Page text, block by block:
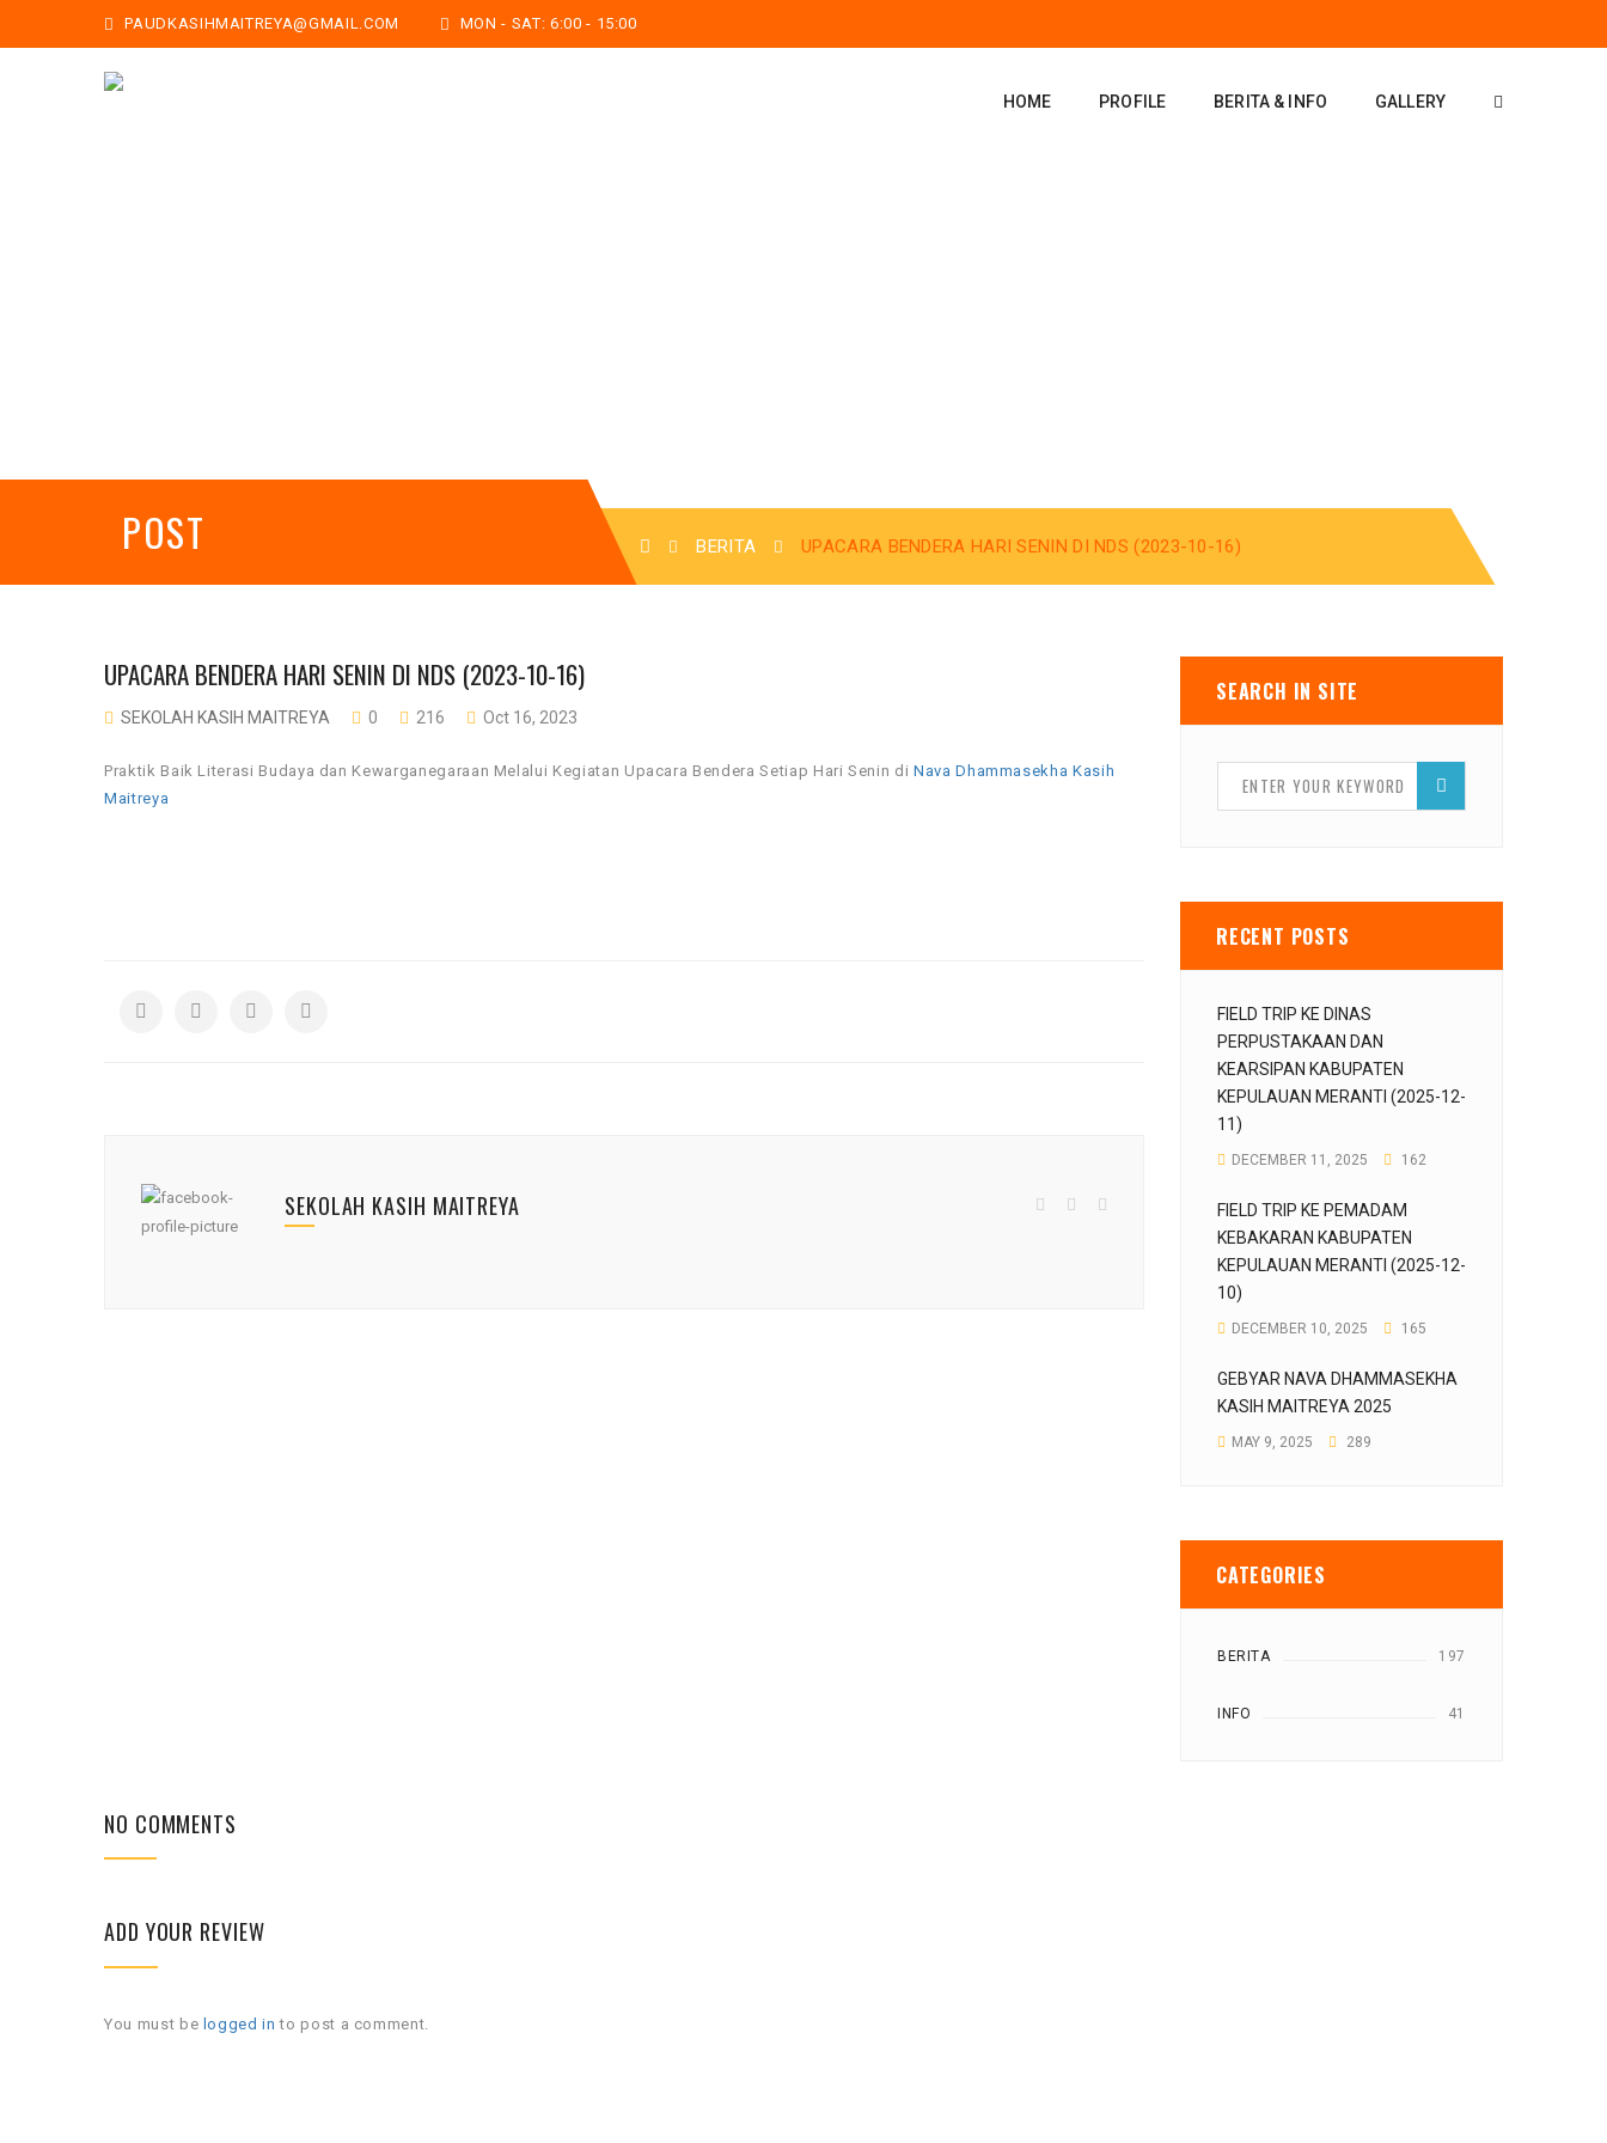
PAUDKASIHMAITREYA@GMAIL.COM MON - SAT: 6:00 - 15:00
HOME PROFILE BERITA & INFO GALLERY
POST BERITA UPACARA BENDERA HARI SENIN DI NDS (2023-10-16)
UPACARA BENDERA HARI SENIN DI NDS (2023-10-16)
SEKOLAH KASIH MAITREYA 0 216 Oct 16, 2023
Praktik Baik Literasi Budaya dan Kewarganegaraan Melalui Kegiatan Upacara Bendera Setiap Hari Senin di Nava Dhammasekha Kasih
Maitreya
SEKOLAH KASIH MAITREYA
NO COMMENTS
ADD YOUR REVIEW
You must be logged in to post a comment.
SEARCH IN SITE
RECENT POSTS
FIELD TRIP KE DINAS
PERPUSTAKAAN DAN
KEARSIPAN KABUPATEN
KEPULAUAN MERANTI (2025-12-
11)
DECEMBER 11, 2025 162
FIELD TRIP KE PEMADAM
KEBAKARAN KABUPATEN
KEPULAUAN MERANTI (2025-12-
10)
DECEMBER 10, 2025 165
GEBYAR NAVA DHAMMASEKHA
KASIH MAITREYA 2025
MAY 9, 2025 289
CATEGORIES
BERITA 197
INFO 41